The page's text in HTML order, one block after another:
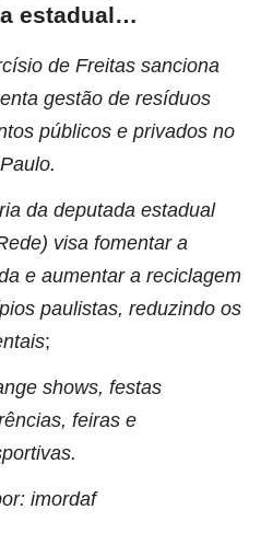
estadual…
de Freitas sanciona
gestão de resíduos
públicos e privados no
da deputada estadual
visa fomentar a
e aumentar a reciclagem
paulistas, reduzindo os
;
shows, festas
feiras e
imordaf